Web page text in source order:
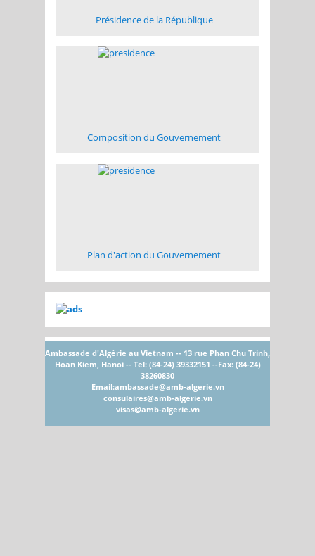
Présidence de la République
Composition du Gouvernement
Plan d'action du Gouvernement
Ambassade d'Algérie au Vietnam -- 13 rue Phan Chu Trinh,
Hoan Kiem, Hanoi -- Tel: (84-24) 39332151 --Fax: (84-24)
38260830
Email:ambassade@amb-algerie.vn
consulaires@amb-algerie.vn
visas@amb-algerie.vn